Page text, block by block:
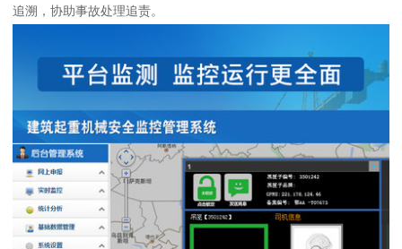
追溯，协助事故处理追责。